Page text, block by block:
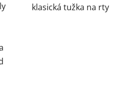
klasická tužka na rty